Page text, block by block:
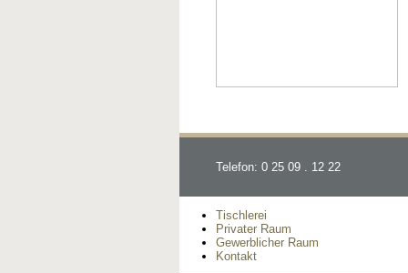
Telefon: 0 25 09 . 12 22
Tischlerei
Privater Raum
Gewerblicher Raum
Kontakt